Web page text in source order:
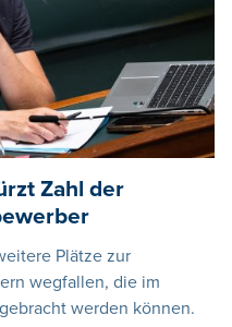
Zahl der
Plätze zur
wegfallen, die im
werden können.